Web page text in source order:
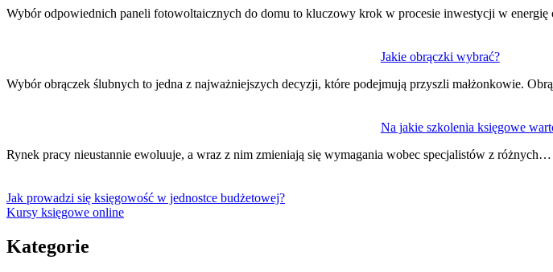
Wybór odpowiednich paneli fotowoltaicznych do domu to kluczowy krok w procesie inwestycji w
Jakie obrączki wybrać?
Wybór obrączek ślubnych to jedna z najważniejszych decyzji, które podejmują przyszli małżonkowie.
Na jakie szkolenia księgowe
Rynek pracy nieustannie ewoluuje, a wraz z nim zmieniają się wymagania wobec specjalistów z różnych…
Jak prowadzi się księgowość w jednostce budżetowej?
Kursy księgowe online
Kategorie